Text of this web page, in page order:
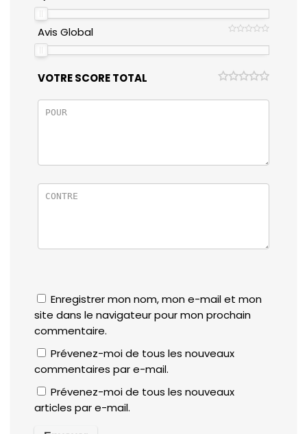
Avis Global
VOTRE SCORE TOTAL
Enregistrer mon nom, mon e-mail et mon
site dans le navigateur pour mon prochain
commentaire.
Prévenez-moi de tous les nouveaux
commentaires par e-mail.
Prévenez-moi de tous les nouveaux
articles par e-mail.